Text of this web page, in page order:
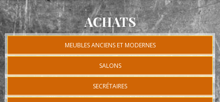
ACHATS
MEUBLES ANCIENS ET MODERNES
SALONS
SECRÉTAIRES